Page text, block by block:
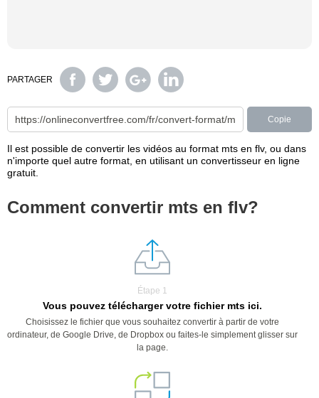
PARTAGER
Copie
Il est possible de convertir les vidéos au format mts en flv, ou dans
n'importe quel autre format, en utilisant un convertisseur en ligne
gratuit.
Comment convertir mts en flv?
Étape 1
Vous pouvez télécharger votre fichier mts ici.
Choisissez le fichier que vous souhaitez convertir à partir de votre
ordinateur, de Google Drive, de Dropbox ou faites-le simplement glisser sur
la page.